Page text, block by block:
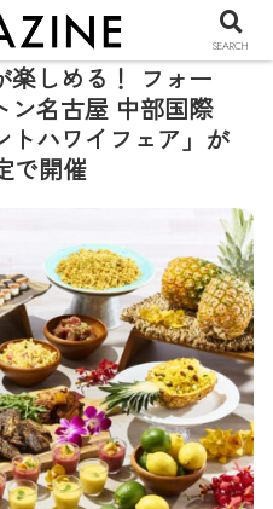
楽しめる！ フォー
ン名古屋 中部国際
トハワイフェア」が
で開催
SEARCH